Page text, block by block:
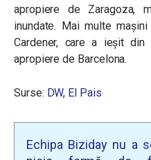
apropiere de Zaragoza,
inundate. Mai multe
Cardener, care a ieșit
apropiere de Barcelona.
Surse: DW, El Pais
Echipa Biziday nu a